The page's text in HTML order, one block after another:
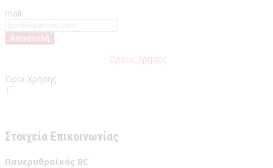
mail
Όρους Χρήσης
Όροι Χρήσης
Στοιχεία Επικοινωνίας
Πανερυθραϊκός BC